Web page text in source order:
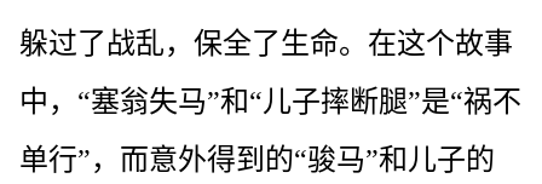
躲过了战乱，保全了生命。在这个故事
中，“塞翁失马”和“儿子摔断腿”是“祸不
单行”，而意外得到的“骏马”和儿子的